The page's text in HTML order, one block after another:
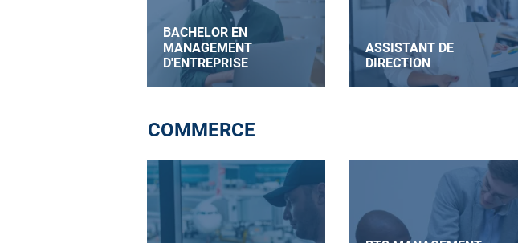
BACHELOR EN
MANAGEMENT
D'ENTREPRISE
ASSISTANT DE
DIRECTION
COMMERCE